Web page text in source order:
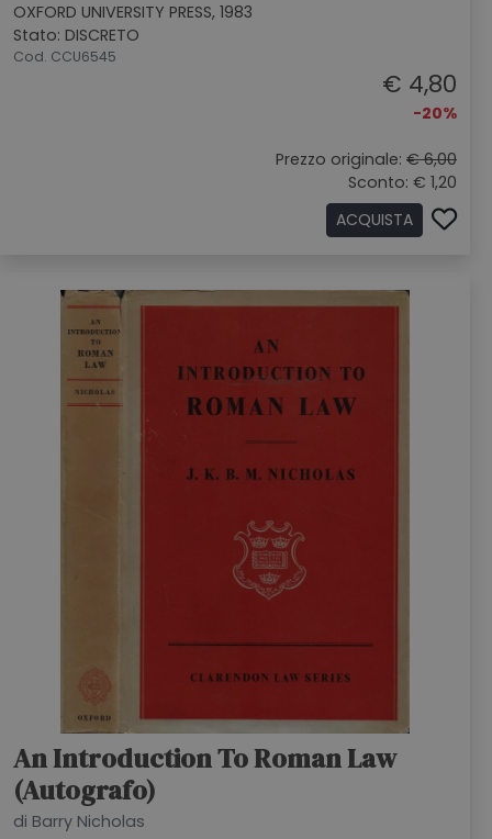
OXFORD UNIVERSITY PRESS, 1983
Stato: DISCRETO
Cod. CCU6545
€ 4,80
-20%
Prezzo originale: € 6,00
Sconto: € 1,20
ACQUISTA
An Introduction To Roman Law
(Autografo)
di Barry Nicholas